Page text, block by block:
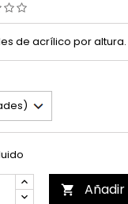
de acrílico por altura.
